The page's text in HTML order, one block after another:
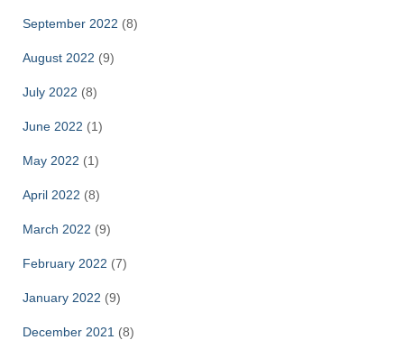
September 2022 (8)
August 2022 (9)
July 2022 (8)
June 2022 (1)
May 2022 (1)
April 2022 (8)
March 2022 (9)
February 2022 (7)
January 2022 (9)
December 2021 (8)